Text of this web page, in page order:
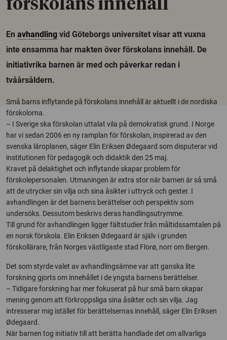
förskolans innehåll
En avhandling vid Göteborgs universitet visar att vuxna
inte ensamma har makten över förskolans innehåll. De
initiativrika barnen är med och påverkar redan i
tvåårsåldern.
Små barns inflytande på förskolans innehåll är aktuellt i de nordiska
förskolorna.
– I Sverige ska förskolan uttalat vila på demokratisk grund. I Norge
har vi sedan 2006 en ny ramplan för förskolan, inspirerad av den
svenska läroplanen, säger Elin Eriksen Ødegaard som disputerar vid
institutionen för pedagogik och didaktik den 25 maj.
Kravet på delaktighet och inflytande skapar problem för
förskolepersonalen. Utmaningen är extra stor när barnen är så små
att de utrycker sin vilja och sina åsikter i uttryck och gester. I
avhandlingen är det barnens berättelser och perspektiv som
undersöks. Dessutom beskrivs deras handlingsutrymme.
Till grund för avhandlingen ligger fältstudier från måltidssamtalen på
en norsk förskola. Elin Eriksen Ødegaard är själv i grunden
förskollärare, från Norges västligaste stad Florø, norr om Bergen.
Det som styrde valet av avhandlingsämne var att ganska lite
forskning gjorts om innehållet i de yngsta barnens berättelser.
– Tidigare forskning har mer fokuserat på hur små barn skapar
mening genom att förkroppsliga sina åsikter och sin vilja. Jag
intresserar mig istället för berättelsernas innehåll, säger Elin Eriksen
Ødegaard.
När barnen tog initiativ till att berätta handlade det om allvarliga